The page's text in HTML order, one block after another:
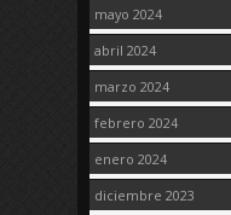
mayo 2024
abril 2024
marzo 2024
febrero 2024
enero 2024
diciembre 2023